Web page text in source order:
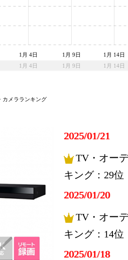
1月 4日 1月 9日 1月 14日
1月 4日 1月 9日 1月 14日
カメラランキング
2025/01/21
TV・オー
キング：29位
2025/01/20
TV・オー
キング：14位
2025/01/18